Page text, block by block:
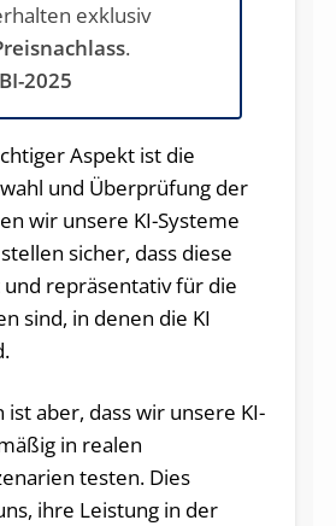
exklusiv
.
2025
Aspekt ist die
und Überprüfung der
wir unsere KI-Systeme
sicher, dass diese
repräsentativ für die
sind, in denen die KI
aber, dass wir unsere KI-
in realen
testen. Dies
ihre Leistung in der